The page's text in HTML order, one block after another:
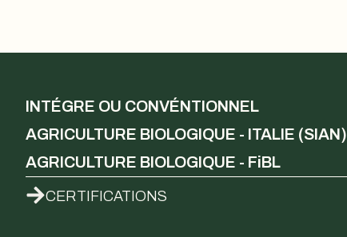
INTÉGRE OU CONVÉNTIONNEL
AGRICULTURE BIOLOGIQUE - ITALIE (SIAN)
AGRICULTURE BIOLOGIQUE - FiBL
CERTIFICATIONS